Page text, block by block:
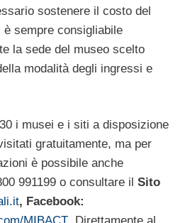
sostenere il costo del
sempre consigliabile
la sede del museo scelto
modalità degli ingressi e
i musei e i siti a disposizione
gratuitamente, ma per
è possibile anche
991199 o consultare il Sito
, Facebook: